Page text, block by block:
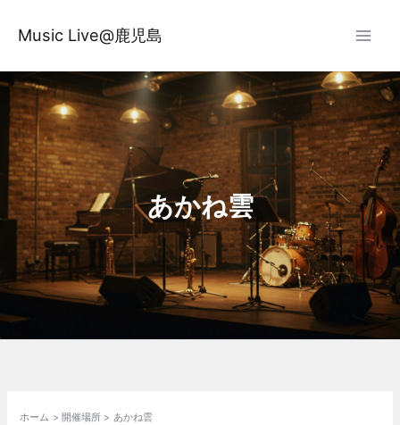
ス
キ
プ
Music Live@鹿児島
あかね雲
ホーム 開催場所 あかね雲